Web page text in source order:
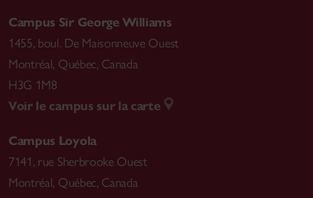
Campus Sir George Williams
1455, boul. De Maisonneuve Ouest
Montréal, Québec, Canada
H3G 1M8
Voir le campus sur la carte
Campus Loyola
7141, rue Sherbrooke Ouest
Montréal, Québec, Canada